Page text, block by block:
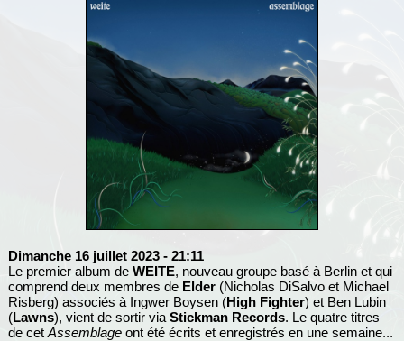
Dimanche 16 juillet 2023 - 21:11
Le premier album de WEITE, nouveau groupe basé à Berlin et qui
comprend deux membres de Elder(Nicholas DiSalvo et Michael
Risberg) associés à Ingwer Boysen (High Fighter) et Ben Lubin
(Lawns), vient de sortir via Stickman Records. Le quatre titres
de cet Assemblageont été écrits et enregistrés en une semaine...